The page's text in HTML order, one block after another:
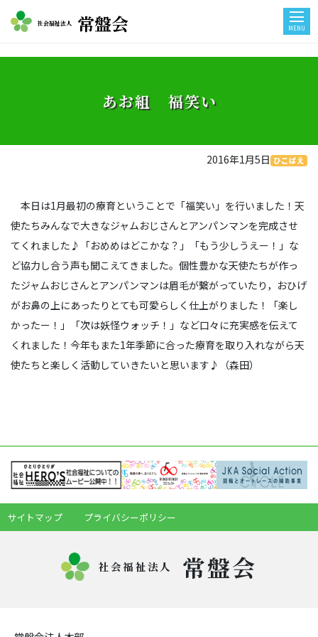
社会福祉法人 常盤会 MENU
あお組 福笑い
2016年1月5日 ひこばえ
本日は1月最初の療育ということで「福笑い」を行いました！天
使たちみんなで大きなジャムおじさんとアンパンマンを完成させ
てくれました♪「おめめはどこかな？」「もう少しうえー！」な
ど協力し合う声も聞こえてきました。個性豊かな天使たちが作っ
たジャムおじさんとアンパンマンは眉毛が繋がっていたり，おひげ
がお鼻の上にあったりとても可愛らしく仕上がりました！「楽し
かったー！」「次は妖怪ウォッチ！」など口々に充実感を伝えて
くれました！今年もまた1年季節に合った療育を取り入れながら天
使たちと楽しく活動していきたいと思います♪（森田）
サイトマップ プライバシーポリシー
社会福祉法人 常盤会